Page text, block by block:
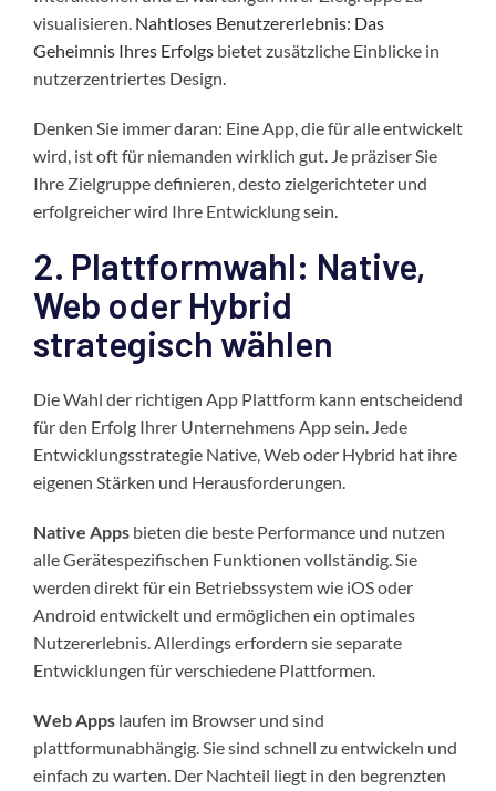
visualisieren. Nahtloses Benutzererlebnis: Das
Geheimnis Ihres Erfolgs bietet zusätzliche Einblicke in
nutzerzentriertes Design.
Denken Sie immer daran: Eine App, die für alle entwickelt
wird, ist oft für niemanden wirklich gut. Je präziser Sie
Ihre Zielgruppe definieren, desto zielgerichteter und
erfolgreicher wird Ihre Entwicklung sein.
2. Plattformwahl: Native,
Web oder Hybrid
strategisch wählen
Die Wahl der richtigen App Plattform kann entscheidend
für den Erfolg Ihrer Unternehmens App sein. Jede
Entwicklungsstrategie Native, Web oder Hybrid hat ihre
eigenen Stärken und Herausforderungen.
Native Apps bieten die beste Performance und nutzen
alle Gerätespezifischen Funktionen vollständig. Sie
werden direkt für ein Betriebssystem wie iOS oder
Android entwickelt und ermöglichen ein optimales
Nutzererlebnis. Allerdings erfordern sie separate
Entwicklungen für verschiedene Plattformen.
Web Apps laufen im Browser und sind
plattformunabhängig. Sie sind schnell zu entwickeln und
einfach zu warten. Der Nachteil liegt in den begrenzten